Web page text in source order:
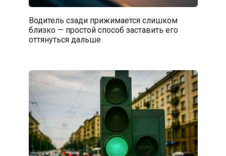
Водитель сзади прижимается слишком
близко — простой способ заставить его
оттянуться дальше